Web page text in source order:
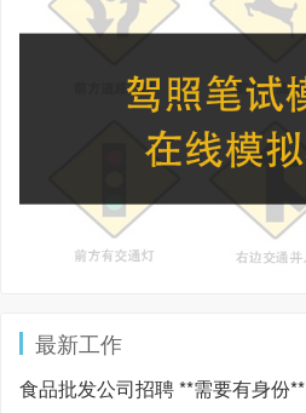
最新工作
食品批发公司招聘 **需要有身份**